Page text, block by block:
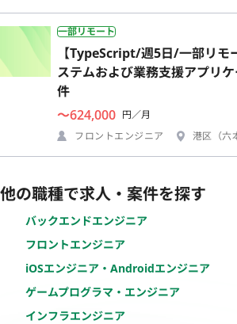
一部リモート
【TypeScript/週5日/一部リモ
ステムおよび業務支援アプリ
件
〜624,000 円／月
フロントエンジニア
港区（六
他の職種で求人・案件を探す
バックエンドエンジニア
フロントエンジニア
iOSエンジニア・Androidエンジニア
ゲームプログラマ・エンジニア
インフラエンジニア